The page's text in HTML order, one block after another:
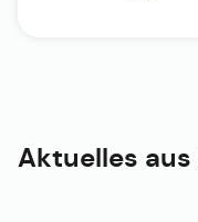
Aktuelles aus